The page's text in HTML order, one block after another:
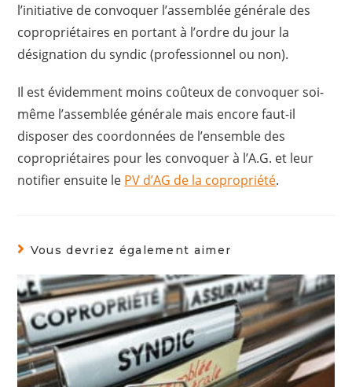
l’initiative de convoquer l’assemblée générale des
copropriétaires en portant à l’ordre du jour la
désignation du syndic (professionnel ou non).
Il est évidemment moins coûteux de convoquer soi-
même l’assemblée générale mais encore faut-il
disposer des coordonnées de l’ensemble des
copropriétaires pour les convoquer à l’A.G. et leur
notifier ensuite le PV d’AG de la copropriété.
Vous devriez également aimer